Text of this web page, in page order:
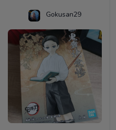
Gokusan29